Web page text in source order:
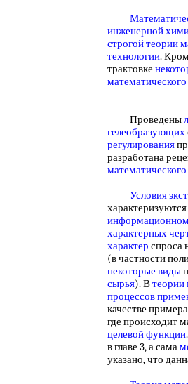
инженерной
строгой теории
технологии.
трактовке
математического
Проведены
гелеобразующих
регулирования
разработана
Условия
характерных
характер спроса
(в частности
некоторые виды
сырья). Втеории
процессов
качестве
где происходит
целевой функции.
в главе 3, а сама
указано, что